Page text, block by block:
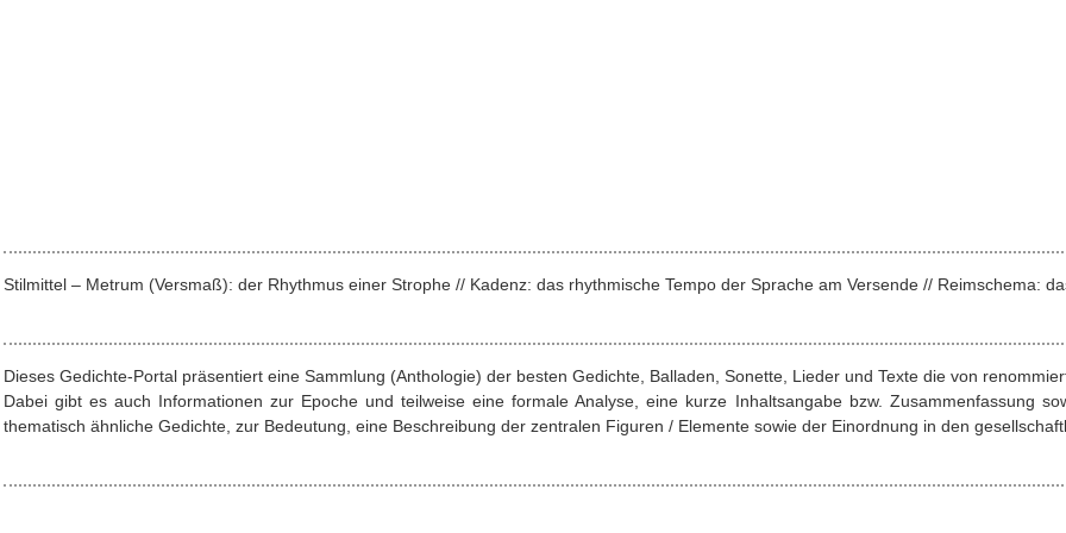
Stilmittel – Metrum (Versmaß): der Rhythmus einer Strophe // Kadenz: das rhythmische Tempo der Sprache am Versende // Reimschema:
Dieses Gedichte-Portal präsentiert eine Sammlung (Anthologie) der besten Gedichte, Balladen, Sonette, Lieder und Texte die von
Dabei gibt es auch Informationen zur Epoche und teilweise eine formale Analyse, eine kurze Inhaltsangabe bzw. Zusammenfassung
thematisch ähnliche Gedichte, zur Bedeutung, eine Beschreibung der zentralen Figuren / Elemente sowie der Einordnung in den